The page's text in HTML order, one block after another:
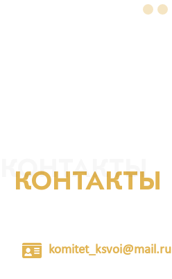
КОНТАКТЫ
КОНТАКТЫ
komitet_ksvoi@mail.ru